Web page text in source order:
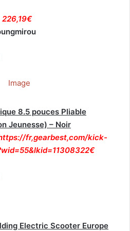
226,19€
8.5 pouces Pliable
Jeunesse) – Noir
fr,gearbest,com/kick-
Electric Scooter Europe